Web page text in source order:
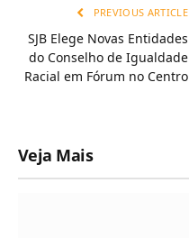
PREVIOUS ARTICLE
SJB Elege Novas Entidades
do Conselho de Igualdade
Racial em Fórum no Centro
Veja Mais